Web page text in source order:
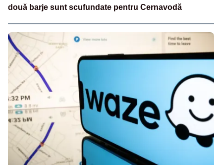
două barje sunt scufundate pentru Cernavodă